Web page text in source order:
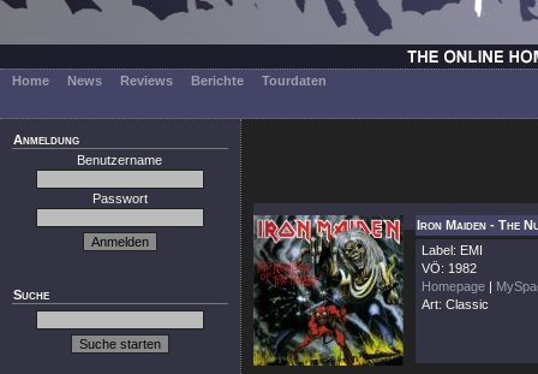
Home News Reviews Berichte Tourdaten
Anmeldung
Benutzername
Passwort
Suche
Iron Maiden - The
Label: EMI
VÖ: 1982
Homepage |
Art: Classic